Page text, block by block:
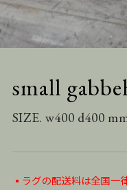
small
SIZE. w400 d400
▪️ラグの配送料は全国一